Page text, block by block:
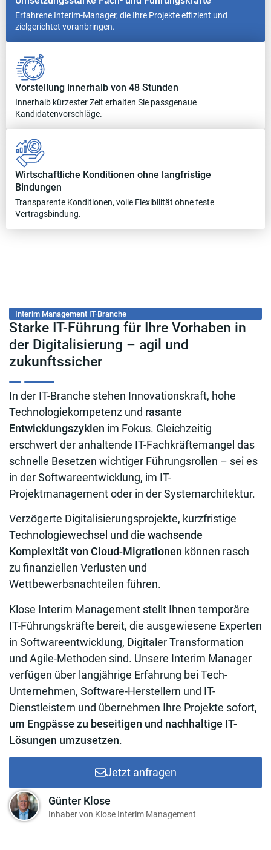
Erfahrene Interim-Manager, die Ihre Projekte effizient und
zielgerichtet voranbringen.
Vorstellung innerhalb von 48 Stunden
Innerhalb kürzester Zeit erhalten Sie passgenaue
Kandidatenvorschläge.
Wirtschaftliche Konditionen ohne langfristige
Bindungen
Transparente Konditionen, volle Flexibilität ohne feste
Vertragsbindung.
Interim Management IT-Branche
Starke IT-Führung für Ihre Vorhaben in
der Digitalisierung – agil und
zukunftssicher
In der IT-Branche stehen Innovationskraft, hohe
Technologiekompetenz und rasante
Entwicklungszyklen im Fokus. Gleichzeitig
erschwert der anhaltende IT-Fachkräftemangel das
schnelle Besetzen wichtiger Führungsrollen – sei es
in der Softwareentwicklung, im IT-
Projektmanagement oder in der Systemarchitektur.
Verzögerte Digitalisierungsprojekte, kurzfristige
Technologiewechsel und die wachsende
Komplexität von Cloud-Migrationen können rasch
zu finanziellen Verlusten und
Wettbewerbsnachteilen führen.
Klose Interim Management stellt Ihnen temporäre
IT-Führungskräfte bereit, die ausgewiesene Experten
in Softwareentwicklung, Digitaler Transformation
und Agile-Methoden sind. Unsere Interim Manager
verfügen über langjährige Erfahrung bei Tech-
Unternehmen, Software-Herstellern und IT-
Dienstleistern und übernehmen Ihre Projekte sofort,
um Engpässe zu beseitigen und nachhaltige IT-
Lösungen umzusetzen.
Jetzt anfragen
Günter Klose
Inhaber von Klose Interim Management